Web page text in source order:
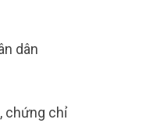
dân
chứng chỉ